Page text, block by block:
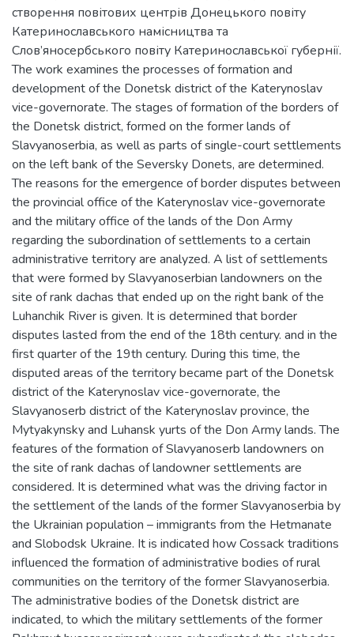
створення повітових центрів Донецького повіту
Катеринославського намісництва та
Слов’яносербського повіту Катеринославської губернії.
The work examines the processes of formation and
development of the Donetsk district of the Katerynoslav
vice-governorate. The stages of formation of the borders of
the Donetsk district, formed on the former lands of
Slavyanoserbia, as well as parts of single-court settlements
on the left bank of the Seversky Donets, are determined.
The reasons for the emergence of border disputes between
the provincial office of the Katerynoslav vice-governorate
and the military office of the lands of the Don Army
regarding the subordination of settlements to a certain
administrative territory are analyzed. A list of settlements
that were formed by Slavyanoserbian landowners on the
site of rank dachas that ended up on the right bank of the
Luhanchik River is given. It is determined that border
disputes lasted from the end of the 18th century. and in the
first quarter of the 19th century. During this time, the
disputed areas of the territory became part of the Donetsk
district of the Katerynoslav vice-governorate, the
Slavyanoserb district of the Katerynoslav province, the
Mytyakynsky and Luhansk yurts of the Don Army lands. The
features of the formation of Slavyanoserb landowners on
the site of rank dachas of landowner settlements are
considered. It is determined what was the driving factor in
the settlement of the lands of the former Slavyanoserbia by
the Ukrainian population – immigrants from the Hetmanate
and Slobodsk Ukraine. It is indicated how Cossack traditions
influenced the formation of administrative bodies of rural
communities on the territory of the former Slavyanoserbia.
The administrative bodies of the Donetsk district are
indicated, to which the military settlements of the former